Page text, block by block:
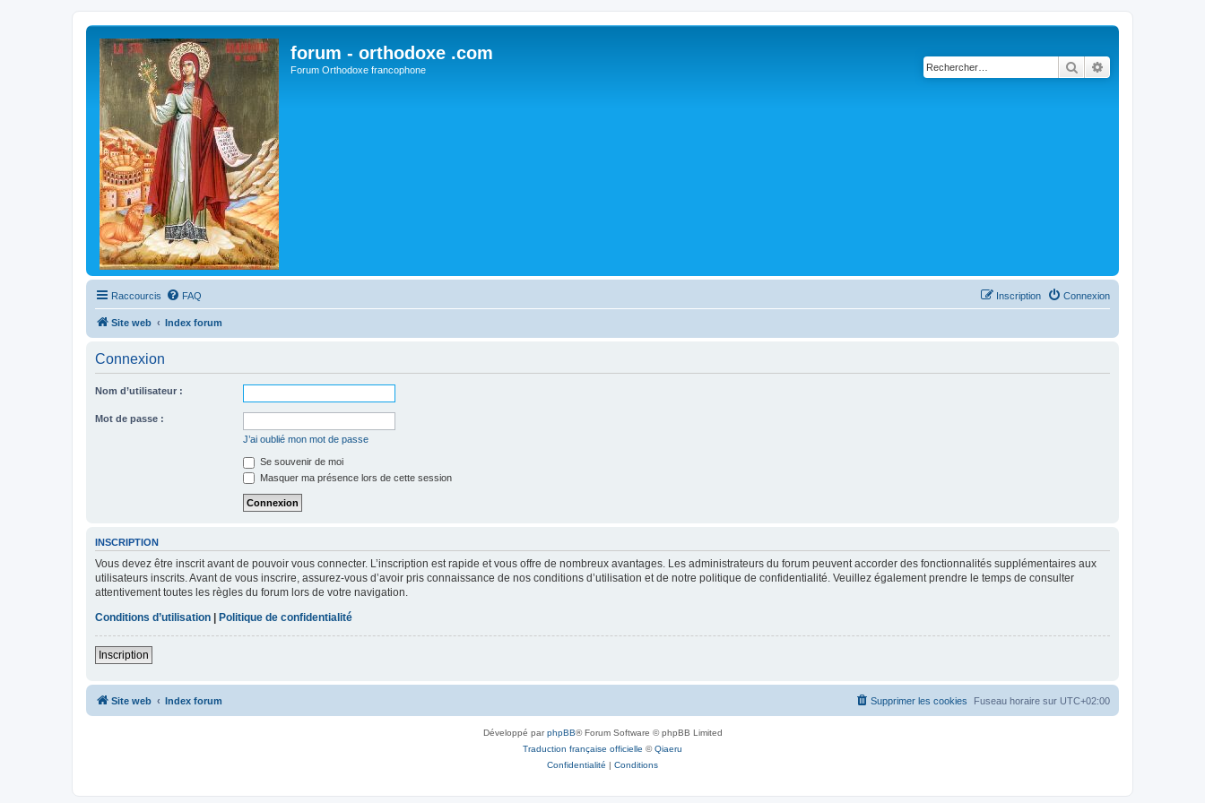
forum - orthodoxe .com
Forum Orthodoxe francophone Rechercher
Raccourcis FAQ Connexion
Inscription
Site web Index forum
Connexion
Nom d’utilisateur :
Mot de passe :
J’ai oublié mon mot de passe
Se souvenir de moi
Masquer ma présence lors de cette session
INSCRIPTION
Vous devez être inscrit avant de pouvoir vous connecter. L’inscription est rapide et vous offre de nombreux avantages. Les administrateurs du forum peuvent accorder des fonctionnalités supplémentaires aux
utilisateurs inscrits. Avant de vous inscrire, assurez-vous d’avoir pris connaissance de nos conditions d’utilisation et de notre politique de confidentialité. Veuillez également prendre le temps de consulter
attentivement toutes les règles du forum lors de votre navigation.
Conditions d’utilisation | Politique de confidentialité
Inscription
Site web Index forum Fuseau horaire sur UTC+02:00
Supprimer les cookies
Développé parphpBB® Forum Software © phpBB Limited
Traduction française officielle ©Qiaeru
Confidentialité | Conditions